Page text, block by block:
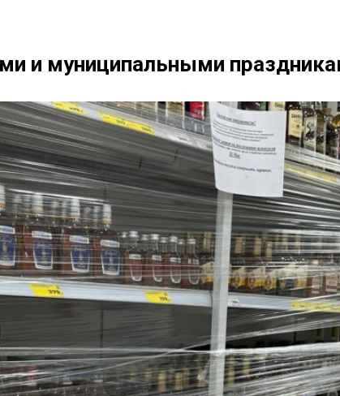
и муниципальными